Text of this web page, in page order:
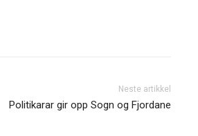
Neste artikkel
Politikarar gir opp Sogn og Fjordane